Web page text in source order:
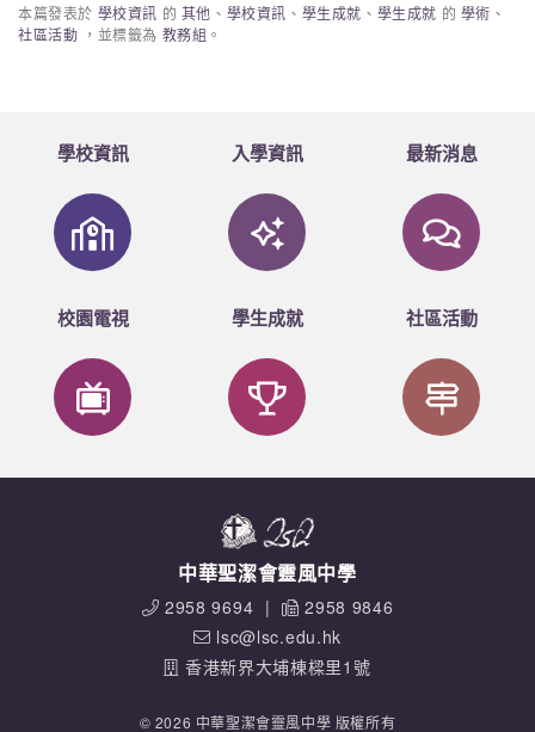
本篇發表於 學校資訊 的 其他 、 學校資訊 、 學生成就 、 學生成就 的 學術 、
社區活動 ，並標籤為 教務組 。
學校資訊 入學資訊 最新消息
校園電視 學生成就 社區活動
中華聖潔會靈風中學
2958 9694 |
2958 9846
lsc@lsc.edu.hk
香港新界大埔棟樑里1號
© 2026 中華聖潔會靈風中學 版權所有